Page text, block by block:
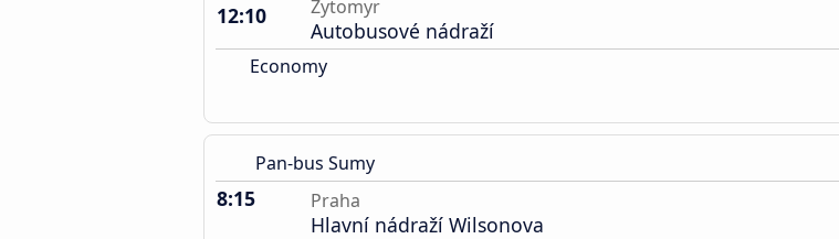
12:10
Žytomyr
Autobusové nádraží
Economy
Pan-bus Sumy
8:15 Praha
Hlavní nádraží Wilsonova